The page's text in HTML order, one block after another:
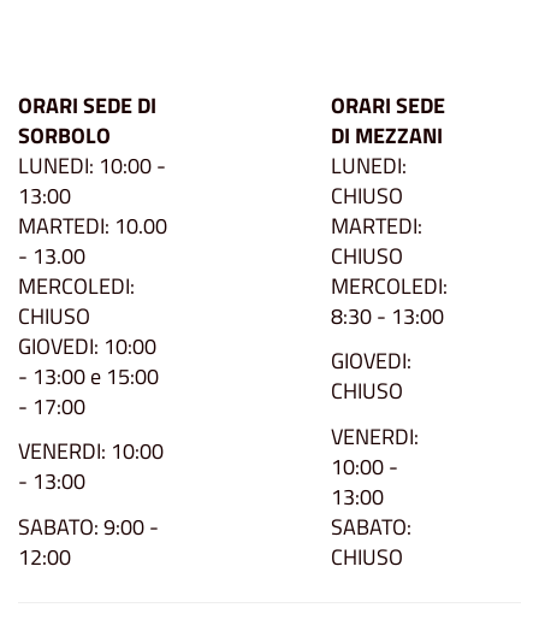
ORARI SEDE DI
SORBOLO
ORARI SEDE
DI MEZZANI
LUNEDI: 10:00 -
13:00
LUNEDI:
CHIUSO
MARTEDI: 10.00
- 13.00
MARTEDI:
CHIUSO
MERCOLEDI:
CHIUSO
MERCOLEDI:
8:30 - 13:00
GIOVEDI: 10:00
- 13:00 e 15:00
- 17:00
GIOVEDI:
CHIUSO
VENERDI: 10:00
- 13:00
VENERDI:
10:00 -
13:00
SABATO: 9:00 -
12:00
SABATO:
CHIUSO